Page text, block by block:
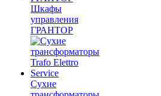
Шкафы
управления
ГРАНТОР
Сухие